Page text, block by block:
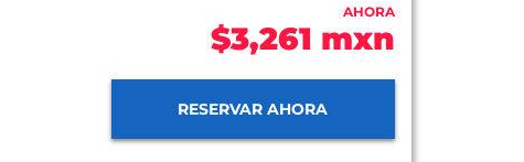
AHORA
$3,261 mxn
RESERVAR AHORA